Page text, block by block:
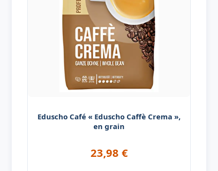
Eduscho Café « Eduscho Caffè Crema »,
en grain
23,98 €